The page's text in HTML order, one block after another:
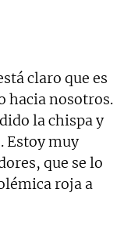
claro que es
hacia nosotros.
la chispa y
Estoy muy
que se lo
roja a